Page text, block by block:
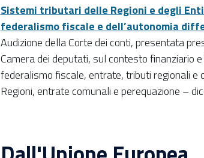
Sistemi tributari delle Regioni e degli
federalismo fiscale e dell’autonomia
Audizione della Corte dei conti, presentata
Camera dei deputati, sul contesto finanziario
federalismo fiscale, entrate, tributi regionali e
Regioni, entrate comunali e perequazione –